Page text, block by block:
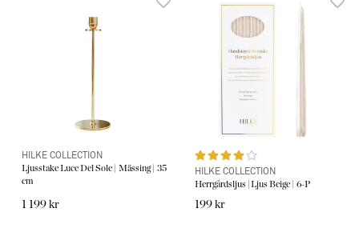
HILKE COLLECTION
Ljusstake Luce Del Sole | Mässing | 35
cm
1 199 kr
HILKE COLLECTION
Herrgårdsljus |Ljus Beige | 6-P
199 kr